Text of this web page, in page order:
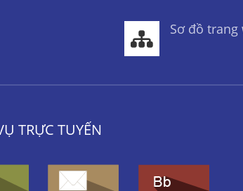
Sơ đồ trang
TRỰC TUYẾN